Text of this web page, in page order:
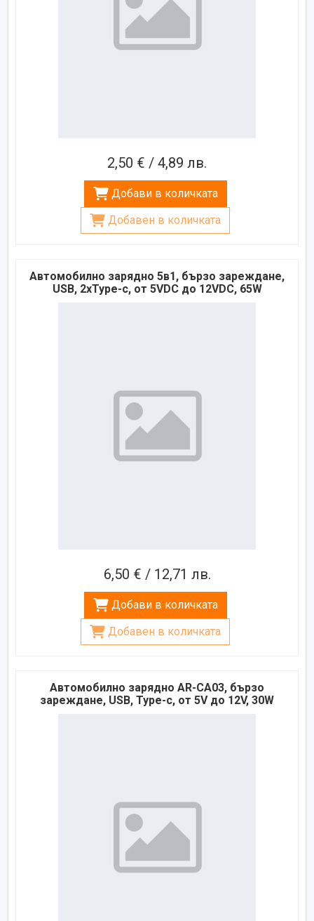
2,50 € / 4,89 лв.
Добави в количката
Добавен в количката
Автомобилно зарядно 5в1, бързо зареждане,
USB, 2xType-c, от 5VDC до 12VDC, 65W
6,50 € / 12,71 лв.
Добави в количката
Добавен в количката
Автомобилно зарядно AR-CA03, бързо
зареждане, USB, Type-c, от 5V до 12V, 30W